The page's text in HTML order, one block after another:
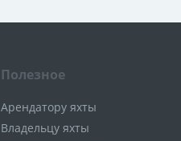
Полезное
Арендатору яхты
Владельцу яхты